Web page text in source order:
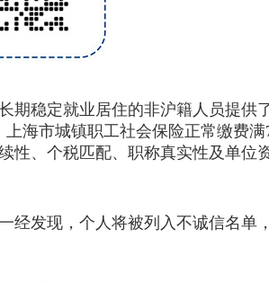
稳定就业居住的非沪籍人员提供了
海市城镇职工社会保险正常缴费满
性、个税匹配、职称真实性及单位
发现，个人将被列入不诚信名单